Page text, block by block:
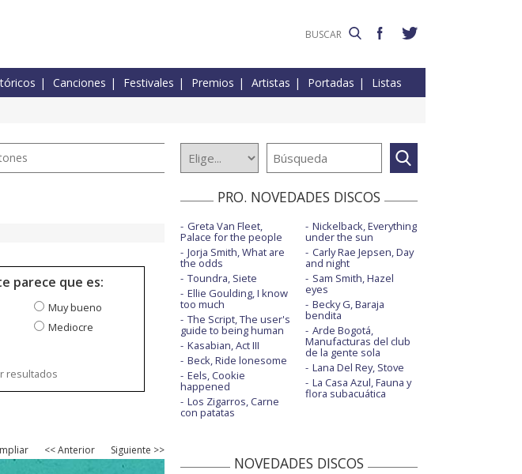
Canciones Festivales Premios Artistas Portadas Listas
parece que es:
Muy bueno
Mediocre
resultados
<< Anterior Siguiente >>
PRO. NOVEDADES DISCOS
Greta Van Fleet,
Palace for the people
Jorja Smith, What are
the odds
Toundra, Siete
Ellie Goulding, I know
too much
The Script, The user's
guide to being human
Kasabian, Act III
Beck, Ride lonesome
Eels, Cookie
happened
Los Zigarros, Carne
con patatas
Nickelback, Everything
under the sun
Carly Rae Jepsen, Day
and night
Sam Smith, Hazel
eyes
Becky G, Baraja
bendita
Arde Bogotá,
Manufacturas del club
de la gente sola
Lana Del Rey, Stove
La Casa Azul, Fauna y
flora subacuática
NOVEDADES DISCOS